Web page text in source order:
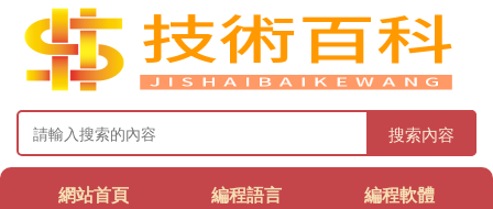
搜索內容
網站首頁 編程語言 編程軟體